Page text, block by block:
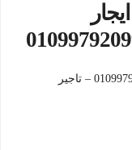
بالتالي شركات ايجار باصات واتوبيسات 01099792099 – تاجير